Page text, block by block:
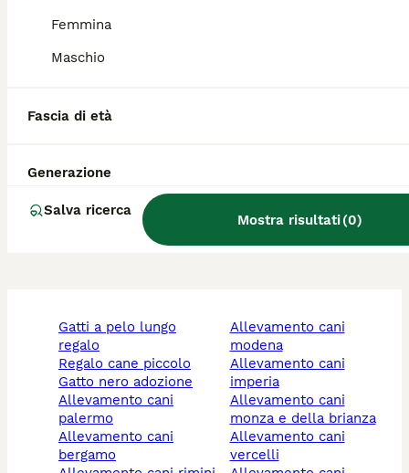
Femmina
Maschio
Fascia di età
Generazione
Salva ricerca
Mostra risultati(0)
Qual è la taglia di un Tosa
gatti a pelo lungo
regalo
regalo cane piccolo
gatto nero adozione
allevamento cani
palermo
allevamento cani
bergamo
allevamento cani
modena
allevamento cani
imperia
allevamento cani
monza e della brianza
allevamento cani
vercelli